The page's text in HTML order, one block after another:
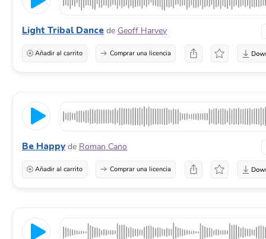
Light Tribal Dance de Geoff Harvey
Añadir al carrito Comprar una licencia
Be Happy de Roman Cano
Añadir al carrito Comprar una licencia